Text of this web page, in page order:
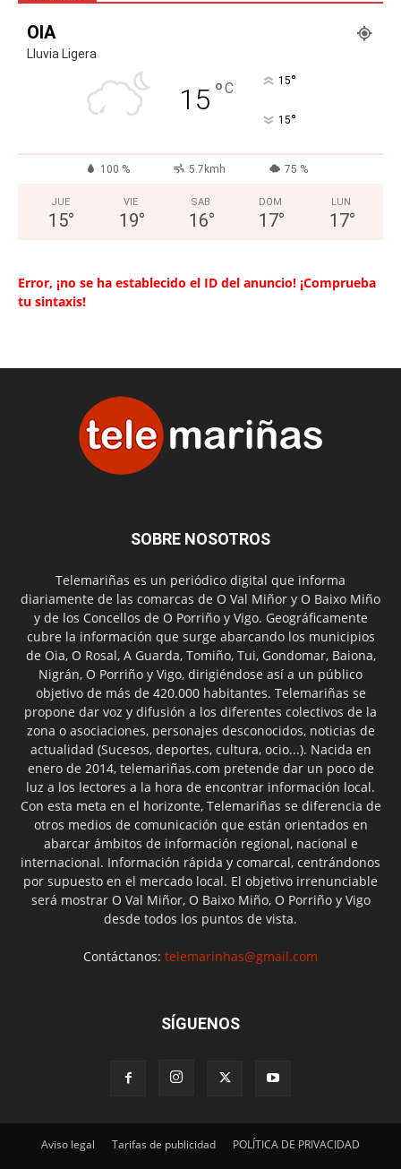
OIA
Lluvia Ligera
15 °C 15°
15°
100 % 5.7kmh 75 %
JUE
15°
VIE
19°
SAB
16°
DOM
17°
LUN
17°
Error, ¡no se ha establecido el ID del anuncio! ¡Comprueba
tu sintaxis!
SOBRE NOSOTROS
Telemariñas es un periódico digital que informa
diariamente de las comarcas de O Val Miñor y O Baixo Miño
y de los Concellos de O Porriño y Vigo. Geográficamente
cubre la información que surge abarcando los municipios
de Oia, O Rosal, A Guarda, Tomiño, Tui, Gondomar, Baiona,
Nigrán, O Porriño y Vigo, dirigiéndose así a un público
objetivo de más de 420.000 habitantes. Telemariñas se
propone dar voz y difusión a los diferentes colectivos de la
zona o asociaciones, personajes desconocidos, noticias de
actualidad (Sucesos, deportes, cultura, ocio...). Nacida en
enero de 2014, telemariñas.com pretende dar un poco de
luz a los lectores a la hora de encontrar información local.
Con esta meta en el horizonte, Telemariñas se diferencia de
otros medios de comunicación que están orientados en
abarcar ámbitos de información regional, nacional e
internacional. Información rápida y comarcal, centrándonos
por supuesto en el mercado local. El objetivo irrenunciable
será mostrar O Val Miñor, O Baixo Miño, O Porriño y Vigo
desde todos los puntos de vista.
Contáctanos: telemarinhas@gmail.com
SÍGUENOS
Aviso legal Tarifas de publicidad POLÍTICA DE PRIVACIDAD